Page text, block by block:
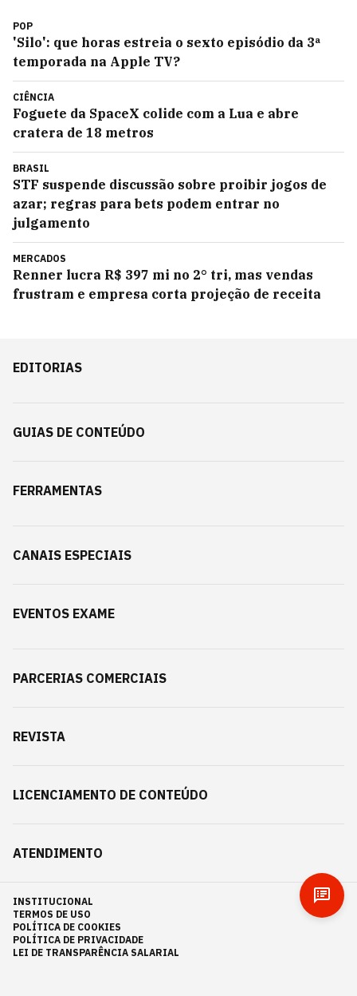
POP
'Silo': que horas estreia o sexto episódio da 3ª
temporada na Apple TV?
CIÊNCIA
Foguete da SpaceX colide com a Lua e abre
cratera de 18 metros
BRASIL
STF suspende discussão sobre proibir jogos de
azar; regras para bets podem entrar no
julgamento
MERCADOS
Renner lucra R$ 397 mi no 2° tri, mas vendas
frustram e empresa corta projeção de receita
EDITORIAS
GUIAS DE CONTEÚDO
FERRAMENTAS
CANAIS ESPECIAIS
EVENTOS EXAME
PARCERIAS COMERCIAIS
REVISTA
LICENCIAMENTO DE CONTEÚDO
ATENDIMENTO
INSTITUCIONAL
TERMOS DE USO
POLÍTICA DE COOKIES
POLÍTICA DE PRIVACIDADE
LEI DE TRANSPARÊNCIA SALARIAL